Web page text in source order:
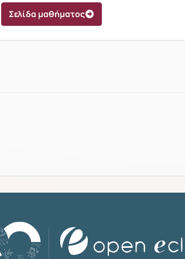
Σελίδα μαθήματος